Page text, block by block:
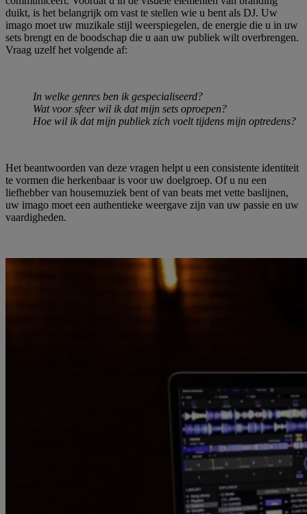
duikt, is het belangrijk om vast te stellen wie u bent als DJ. Uw
imago moet uw muzikale stijl weerspiegelen, de energie die u in uw
sets brengt en de boodschap die u aan uw publiek wilt overbrengen.
Vraag uzelf het volgende af:
In welke genres ben ik gespecialiseerd?
Wat voor sfeer wil ik dat mijn sets oproepen?
Hoe wil ik dat mijn publiek zich voelt tijdens mijn optredens?
Het beantwoorden van deze vragen helpt u een consistente identiteit
te vormen die herkenbaar is voor uw doelgroep. Of u nu een
liefhebber van housemuziek bent of van beats met vette baslijnen,
uw imago moet een authentieke weergave zijn van uw passie en uw
vaardigheden.